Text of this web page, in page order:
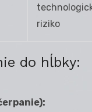
riziko
do hĺbky: